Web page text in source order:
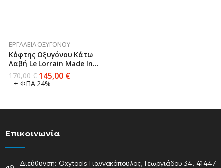
ΕΡΓΑΛΕΊΑ ΟΞΥΓΌΝΟΥ
Κόφτης Οξυγόνου Κάτω
Λαβή Le Lorrain Made In
France 202400
170,00€ 145,00 €
+ ΦΠΑ 24%
Επικοινωνία
Διεύθυνση: Oxytools Γιαννακόπουλος, Γεωργιάδου 34, 41447